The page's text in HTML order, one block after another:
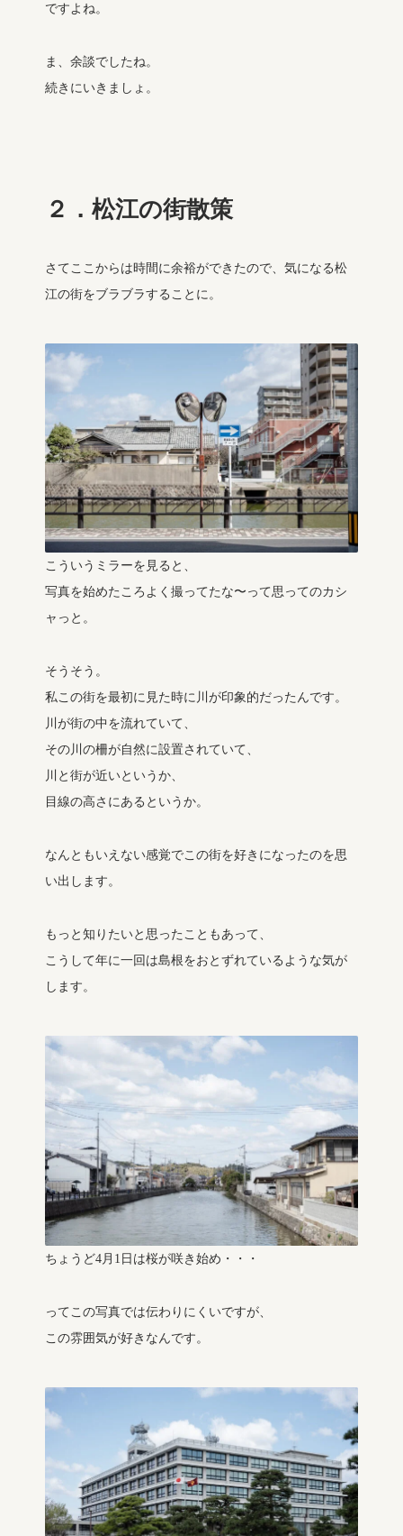
ですよね。
ま、余談でしたね。
続きにいきましょ。
２．松江の街散策
さてここからは時間に余裕ができたので、気になる松
江の街をブラブラすることに。
こういうミラーを見ると、
写真を始めたころよく撮ってたな〜って思ってのカシ
ャっと。
そうそう。
私この街を最初に見た時に川が印象的だったんです。
川が街の中を流れていて、
その川の柵が自然に設置されていて、
川と街が近いというか、
目線の高さにあるというか。
なんともいえない感覚でこの街を好きになったのを思
い出します。
もっと知りたいと思ったこともあって、
こうして年に一回は島根をおとずれているような気が
します。
ちょうど4月1日は桜が咲き始め・・・
ってこの写真では伝わりにくいですが、
この雰囲気が好きなんです。